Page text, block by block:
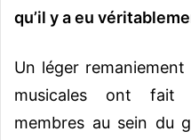
qu’il y a eu
Un léger remaniement
musicales ont fait
membres au sein du